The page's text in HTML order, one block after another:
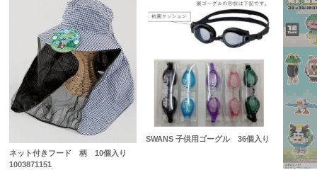
ネット付きフード 柄 10個入り
1003871151
SWANS 子供用ゴーグル 36個入り